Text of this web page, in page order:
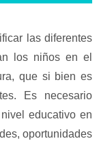
las diferentes
los niños en el
que si bien es
Es necesario
educativo en
oportunidades